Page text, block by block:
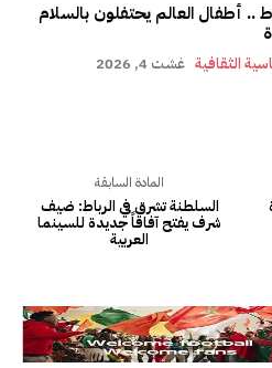
.. أطفال العالم يحتفلون بالسلام
الثقافية غشت 4, 2026
المادة السابقة
السلطنة تشرق في الرباط: ضيف
شرف يفتح آفاقاً جديدة للسينما
العربية